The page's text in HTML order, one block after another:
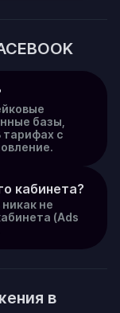
базы,
с
кабинета?
не
(Ads
в